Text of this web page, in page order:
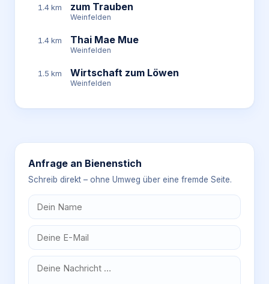
1.4 km zum Trauben
Weinfelden
1.4 km Thai Mae Mue
Weinfelden
1.5 km Wirtschaft zum Löwen
Weinfelden
Anfrage an Bienenstich
Schreib direkt – ohne Umweg über eine fremde Seite.